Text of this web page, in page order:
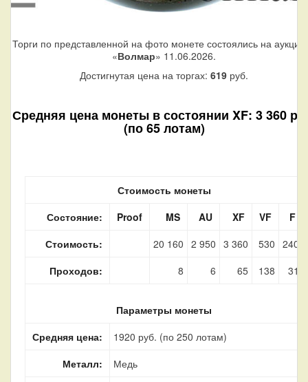
Торги по представленной на фото монете состоялись на
«Волмар» 11.06.2026.
Достигнутая цена на торгах: 619 руб.
Средняя цена монеты в состоянии XF: 3 360
(по 65 лотам)
Стоимость монеты
Состояние:
Proof MS AU XF VF
F
Стоимость:
20 160 2 950 3 360 530 240
Проходов:
8 6 65 138 31
Параметры монеты
Средняя цена:
1920 руб. (по 250 лотам)
Металл:
Медь